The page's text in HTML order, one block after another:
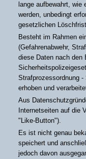
lange aufbewahrt,
werden, unbedingt
gesetzlichen
Besteht im Rahmen
(Gefahrenabwehr,
diese Daten nach den
Strafprozessordnung
erhoben und
Aus
Internetseiten auf die
"Like-Button").
Es ist nicht genau
speichert und
jedoch davon